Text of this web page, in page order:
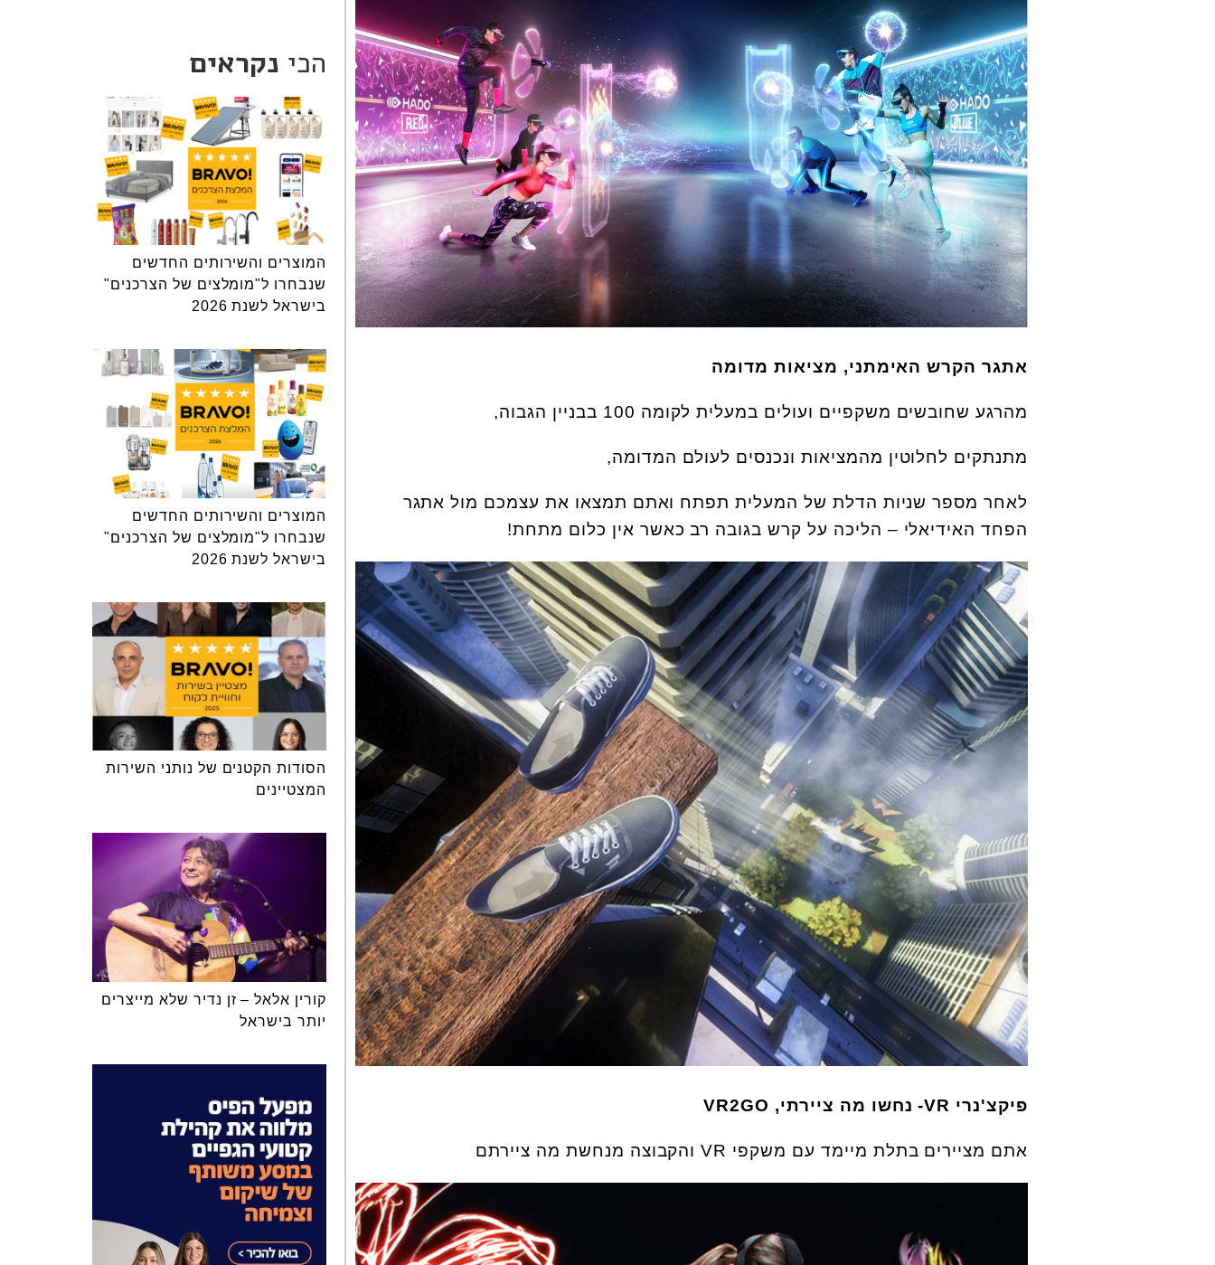
אתגר הקרש האימתני, מציאות מדומה
מהרגע שחובשים משקפיים ועולים במעלית לקומה 100 בבניין הגבוה,
מתנתקים לחלוטין מהמציאות ונכנסים לעולם המדומה,
לאחר מספר שניות הדלת של המעלית תפתח ואתם תמצאו את עצמכם מול אתגר
הפחד האידיאלי – הליכה על קרש בגובה רב כאשר אין כלום מתחת!
פיקצ'נרי VR- נחשו מה ציירתי, VR2GO
אתם מציירים בתלת מיימד עם משקפי VR והקבוצה מנחשת מה ציירתם
הכי נקראים
המוצרים והשירותים החדשים
שנבחרו ל"מומלצים של הצרכנים"
בישראל לשנת 2026
המוצרים והשירותים החדשים
שנבחרו ל"מומלצים של הצרכנים"
בישראל לשנת 2026
הסודות הקטנים של נותני השירות
המצטיינים
קורין אלאל – זן נדיר שלא מייצרים
יותר בישראל